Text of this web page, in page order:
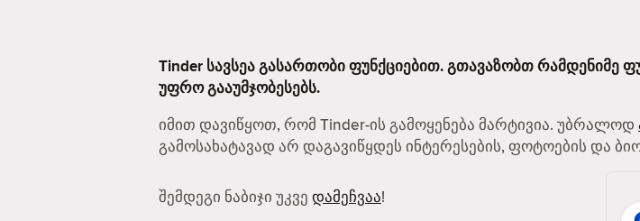
Tinder სავსეა გასართობი ფუნქციებით. გთავაზობთ რამდენიმე
უფრო გააუმჯობესებს.
იმით დავიწყოთ, რომ Tinder-ის გამოყენება მარტივია. უბრალოდ
გამოსახატავად არ დაგავიწყდეს ინტერესების, ფოტოების და
შემდეგი ნაბიჯი უკვე დამეჩვაა!